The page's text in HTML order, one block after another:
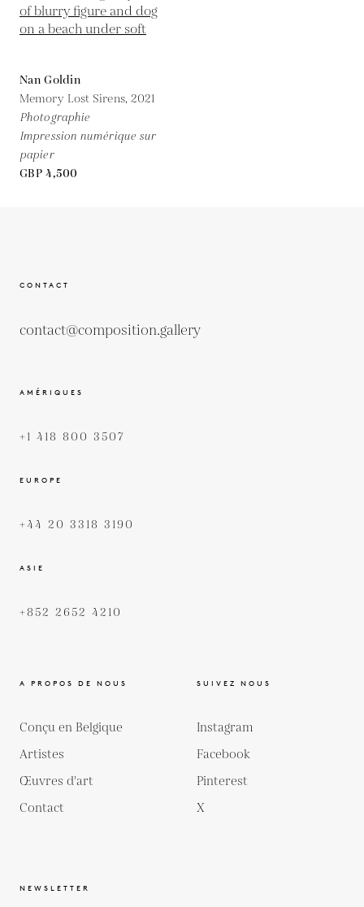
Nan Goldin
Memory Lost Sirens, 2021
Photographie
Impression numérique sur
papier
GBP 4,500
CONTACT
contact@composition.gallery
AMÉRIQUES
+1 418 800 3507
EUROPE
+44 20 3318 3190
ASIE
+852 2652 4210
A PROPOS DE NOUS
Conçu en Belgique
Artistes
Œuvres d'art
Contact
SUIVEZ NOUS
Instagram
Facebook
Pinterest
X
NEWSLETTER